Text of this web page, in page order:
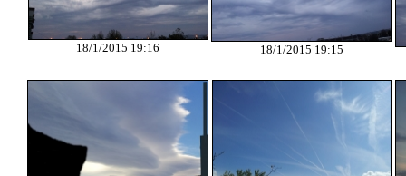
18/1/2015 19:16 18/1/2015 19:15